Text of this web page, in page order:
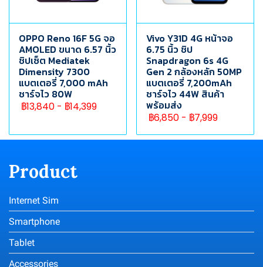
OPPO Reno 16F 5G จอ
AMOLED ขนาด 6.57 นิ้ว
ชิปเซ็ต Mediatek
Dimensity 7300
แบตเตอรี่ 7,000 mAh
ชาร์จไว 80W
฿13,840 - ฿14,399
Vivo Y31D 4G หน้าจอ
6.75 นิ้ว ชิป
Snapdragon 6s 4G
Gen 2 กล้องหลัก 50MP
แบตเตอรี่ 7,200mAh
ชาร์จไว 44W สินค้า
พร้อมส่ง
฿6,850 - ฿7,999
Product
Internet Sim
Smartphone
Tablet
Accessories